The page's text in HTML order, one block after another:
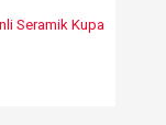
Seramik Kupa